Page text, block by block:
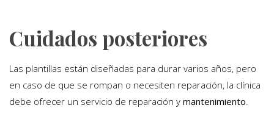
Cuidados posteriores
Las plantillas están diseñadas para durar varios años, pero
en caso de que se rompan o necesiten reparación, la clínica
debe ofrecer un servicio de reparación y mantenimiento.